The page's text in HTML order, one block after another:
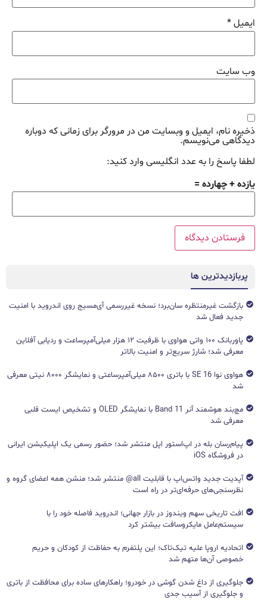
ایمیل*
وب‌ سایت
ذخیره نام، ایمیل و وبسایت من در مرورگر برای زمانی که دوباره
دیدگاهی می‌نویسم.
لطفا پاسخ را به عدد انگلیسی وارد کنید:
یازده + چهارده =
پربازدیدترین ها
بازگشت غیرمنتظره سان‌برد؛ نسخه غیررسمی آی‌مسیج روی اندروید با امنیت
جدید فعال شد
پاوربانک ۱۰۰ واتی هواوی با ظرفیت ۱۲ هزار میلی‌آمپرساعت و ردیابی آفلاین
معرفی شد؛ شارژ سریع‌تر و امنیت بالاتر
هواوی نوا 16 SE با باتری ۸۵۰۰ میلی‌آمپرساعتی و نمایشگر ۸۰۰۰ نیتی معرفی
شد
مچ‌بند هوشمند آنر Band 11 با نمایشگر OLED و تشخیص ایست قلبی
معرفی شد
پیام‌رسان بله در اپ‌استور اپل منتشر شد؛ حضور رسمی یک اپلیکیشن ایرانی
در فروشگاه iOS
آپدیت جدید واتس‌اپ با قابلیت all@ منتشر شد؛ منشن همه اعضای گروه و
نظرسنجی‌های حرفه‌ای‌تر در راه است
افت تاریخی سهم ویندوز در بازار جهانی؛ اندروید فاصله خود را با
سیستم‌عامل مایکروسافت بیشتر کرد
اتحادیه اروپا علیه تیک‌تاک؛ این پلتفرم به حفاظت از کودکان و حریم
خصوصی آن‌ها متهم شد
جلوگیری از داغ شدن گوشی در خودرو؛ راهکارهای ساده برای محافظت از باتری
و جلوگیری از آسیب جدی